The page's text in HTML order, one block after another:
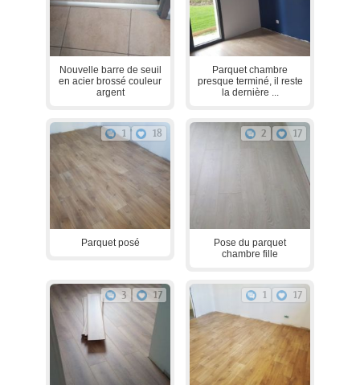
Nouvelle barre de seuil
en acier brossé couleur
argent
Parquet chambre
presque terminé, il reste
la dernière ...
1 18
Parquet posé
2 17
Pose du parquet
chambre fille
3 17 1 17